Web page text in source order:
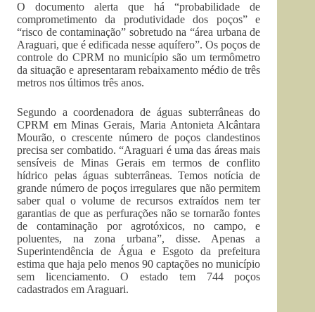
O documento alerta que há “probabilidade de
comprometimento da produtividade dos poços” e
“risco de contaminação” sobretudo na “área urbana de
Araguari, que é edificada nesse aquífero”. Os poços de
controle do CPRM no município são um termômetro
da situação e apresentaram rebaixamento médio de três
metros nos últimos três anos.
Segundo a coordenadora de águas subterrâneas do
CPRM em Minas Gerais, Maria Antonieta Alcântara
Mourão, o crescente número de poços clandestinos
precisa ser combatido. “Araguari é uma das áreas mais
sensíveis de Minas Gerais em termos de conflito
hídrico pelas águas subterrâneas. Temos notícia de
grande número de poços irregulares que não permitem
saber qual o volume de recursos extraídos nem ter
garantias de que as perfurações não se tornarão fontes
de contaminação por agrotóxicos, no campo, e
poluentes, na zona urbana”, disse. Apenas a
Superintendência de Água e Esgoto da prefeitura
estima que haja pelo menos 90 captações no município
sem licenciamento. O estado tem 744 poços
cadastrados em Araguari.